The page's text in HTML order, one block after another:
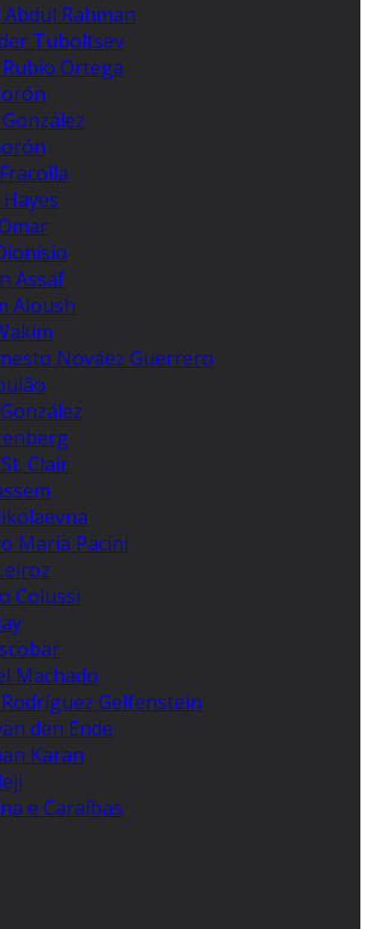
Rahman
Tuboltsev
Ortega
Assaf
Aloush
Nováez Guerrero
Clair
Maria Pacini
Colussi
Machado
Gelfenstein
den Ende
Karan
e Caraíbas